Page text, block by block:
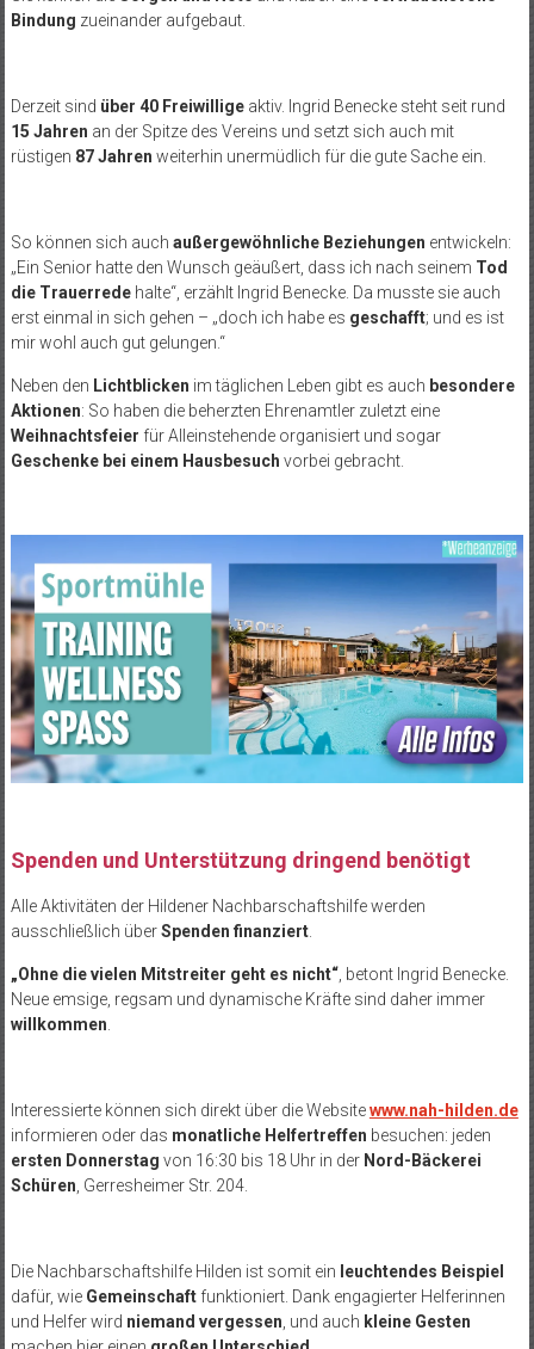
Bindung zueinander aufgebaut.
Derzeit sind über 40 Freiwilligeaktiv. Ingrid Benecke steht seit rund
15 Jahren an der Spitze des Vereins und setzt sich auch mit
rüstigen 87 Jahren weiterhin unermüdlich für die gute Sache ein.
So können sich auch außergewöhnliche Beziehungen entwickeln:
„Ein Senior hatte den Wunsch geäußert, dass ich nach seinem Tod
die Trauerredehalte“, erzählt Ingrid Benecke. Da musste sie auch
erst einmal in sich gehen – „doch ich habe es geschafft; und es ist
mir wohl auch gut gelungen.“
Neben den Lichtblicken im täglichen Leben gibt es auch besondere
Aktionen: So haben die beherzten Ehrenamtler zuletzt eine
Weihnachtsfeier für Alleinstehende organisiert und sogar
Geschenke bei einem Hausbesuch vorbei gebracht.
Spenden und Unterstützung dringend benötigt
Alle Aktivitäten der Hildener Nachbarschaftshilfe werden
ausschließlich überSpenden finanziert.
„Ohne die vielen Mitstreiter geht es nicht“, betont Ingrid Benecke.
Neue emsige, regsam und dynamische Kräfte sind daher immer
willkommen
Interessierte können sich direkt über die Websitewww.nah-hilden.de
informieren oder das monatliche Helfertreffen besuchen: jeden
ersten Donnerstag von 16:30 bis 18 Uhr in der Nord-Bäckerei
Schüren , Gerresheimer Str. 204.
Die Nachbarschaftshilfe Hilden ist somit ein leuchtendes Beispiel
dafür, wie Gemeinschaftfunktioniert. Dank engagierter Helferinnen
und Helfer wird niemand vergessen , und auch kleine Gesten